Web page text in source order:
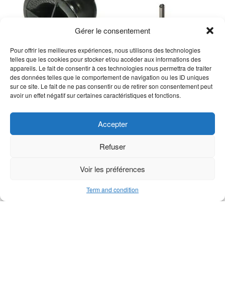
Gérer le consentement
Pour offrir les meilleures expériences, nous utilisons des technologies
telles que les cookies pour stocker et/ou accéder aux informations des
appareils. Le fait de consentir à ces technologies nous permettra de traiter
des données telles que le comportement de navigation ou les ID uniques
sur ce site. Le fait de ne pas consentir ou de retirer son consentement peut
avoir un effet négatif sur certaines caractéristiques et fonctions.
Accepter
Refuser
Voir les préférences
Term and condition
M series sheave Slotted spring pin 3×20